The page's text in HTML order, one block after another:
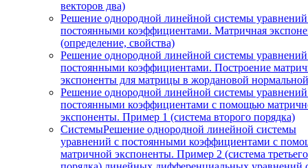
векторов два)
Решение однородной линейной системы
постоянными коэффициентами. Матричная
(определение, свойства)
Решение однородной линейной системы
постоянными коэффициентами. Построение
экспоненты для матрицы в жордановой
Решение однородной линейной системы
постоянными коэффициентами с помощью
экспоненты. Пример 1 (система второго порядка)
СистемыРешение однородной линейной системы
уравнений с постоянными коэффициентами с
матричной экспоненты. Пример 2 (система третьего